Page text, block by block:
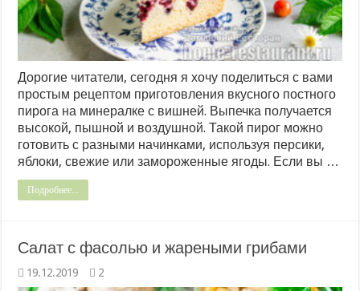
Дорогие читатели, сегодня я хочу поделиться с вами
простым рецептом приготовления вкусного постного
пирога на минералке с вишней. Выпечка получается
высокой, пышной и воздушной. Такой пирог можно
готовить с разными начинками, используя персики,
яблоки, свежие или замороженные ягоды. Если вы …
Подробнее...
Салат с фасолью и жареными грибами
19.12.2019 2